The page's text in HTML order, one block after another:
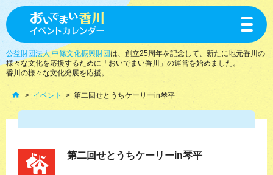
toggle
公益財団法人 中條文化振興財団は、創立25周年を記念して、新たに地元香川の
様々な文化を応援するために「おいでまい香川」の運営を始めました。
香川の様々な文化発展を応援。
イベント 第二回せとうちケーリーin琴平
第二回せとうちケーリーin琴平